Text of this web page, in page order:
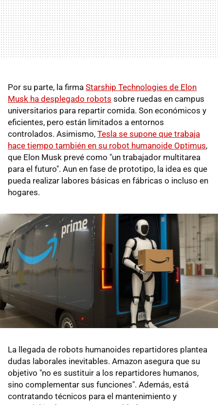
Por su parte, la firma Starship Technologies de Elon
Musk ha desplegado robots sobre ruedas en campus
universitarios para repartir comida. Son económicos y
eficientes, pero están limitados a entornos
controlados. Asimismo, Tesla se supone que trabaja
hace tiempo también en su robot humanoide Optimus,
que Elon Musk prevé como "un trabajador multitarea
para el futuro". Aun en fase de prototipo, la idea es que
pueda realizar labores básicas en fábricas o incluso en
hogares.
La llegada de robots humanoides repartidores plantea
dudas laborales inevitables. Amazon asegura que su
objetivo "no es sustituir a los repartidores humanos,
sino complementar sus funciones". Además, está
contratando técnicos para el mantenimiento y